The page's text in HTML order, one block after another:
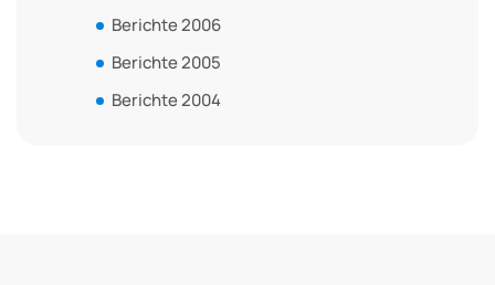
Berichte 2006
Berichte 2005
Berichte 2004